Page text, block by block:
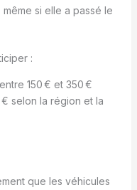
si elle a passé le
:
entre 150 € et 350 €
selon la région et la
que les véhicules